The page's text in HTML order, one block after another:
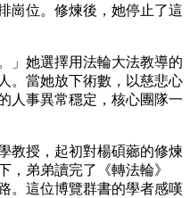
崗位。修煉後，她停止了這
」她選擇用法輪大法教導的
。當她放下術數，以慈悲心
人事異常穩定，核心團隊一
教授，起初對楊碩薌的修煉
，弟弟讀完了《轉法輪》
。這位博覽群書的學者感嘆